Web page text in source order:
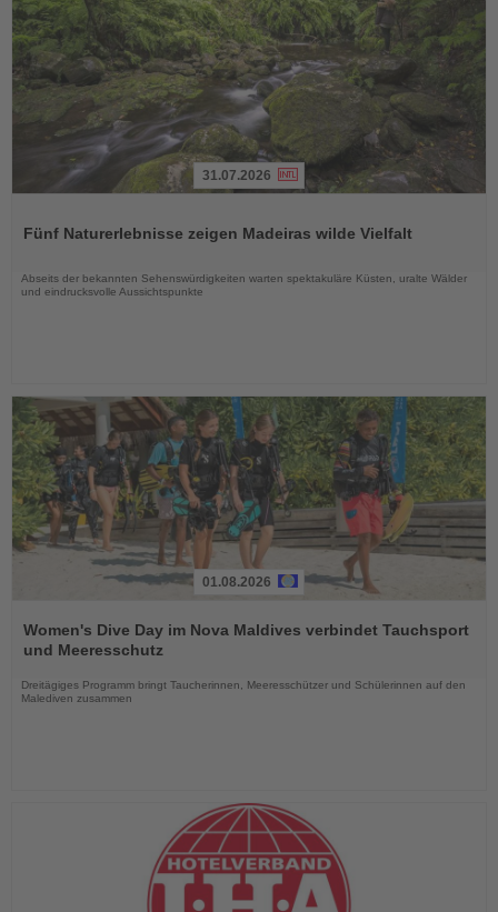
die
31.07.2026
Fünf Naturerlebnisse zeigen Madeiras wilde Vielfalt
Abseits der bekannten Sehenswürdigkeiten warten spektakuläre Küsten, uralte Wälder
und eindrucksvolle Aussichtspunkte
Sie
die
01.08.2026
Women's Dive Day im Nova Maldives verbindet Tauchsport
und Meeresschutz
Dreitägiges Programm bringt Taucherinnen, Meeresschützer und Schülerinnen auf den
Malediven zusammen